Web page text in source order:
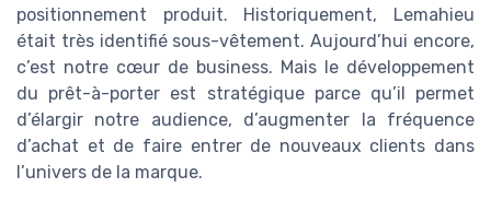
positionnement produit. Historiquement, Lemahieu
était très identifié sous-vêtement. Aujourd’hui encore,
c’est notre cœur de business. Mais le développement
du prêt-à-porter est stratégique parce qu’il permet
d’élargir notre audience, d’augmenter la fréquence
d’achat et de faire entrer de nouveaux clients dans
l’univers de la marque.